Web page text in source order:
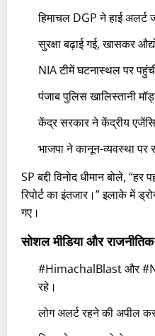
हिमाचल DGP ने हाई अलर्ट
सुरक्षा बढ़ाई गई, खासकर
NIA टीमें घटनास्थल पर
पंजाब पुलिस खालिस्तानी
केंद्र सरकार ने केंद्रीय
भाजपा ने कानून-व्यवस्था पर
SP बद्दी विनोद धीमान बोले,
रिपोर्ट का इंतजार।” इलाके में
गए।​
सोशल मीडिया और राजनीतिक
#HimachalBlast और
रहे।
लोग अलर्ट रहने की अपील